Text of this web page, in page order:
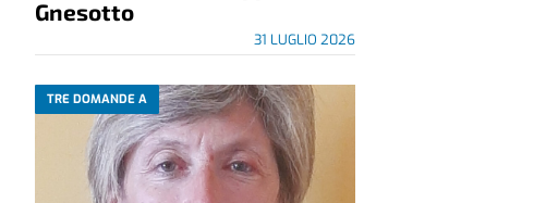
Gnesotto
31 LUGLIO 2026
TRE DOMANDE A